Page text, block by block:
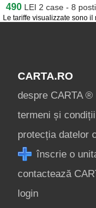
Le tariffe visualizzate sono
490 LEI 2 case - 8 posti
CARTA.RO
despre CARTA ®
termeni și condiții
protecția datelor
înscrie o
contactează
login